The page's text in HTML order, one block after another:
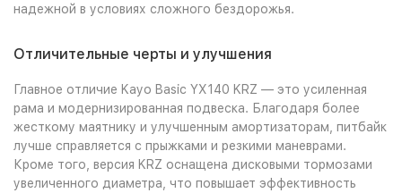
надежной в условиях сложного бездорожья.
Отличительные черты и улучшения
Главное отличие Kayo Basic YX140 KRZ — это усиленная
рама и модернизированная подвеска. Благодаря более
жесткому маятнику и улучшенным амортизаторам, питбайк
лучше справляется с прыжками и резкими маневрами.
Кроме того, версия KRZ оснащена дисковыми тормозами
увеличенного диаметра, что повышает эффективность